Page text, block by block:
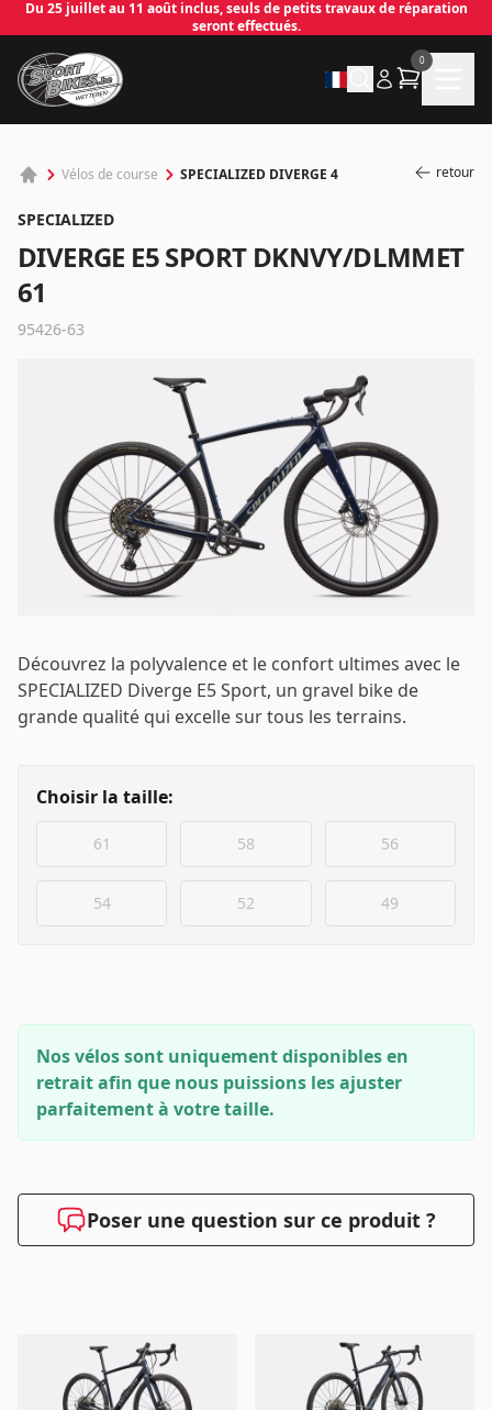
Du 25 juillet au 11 août inclus, seuls de petits travaux de réparation
seront effectués.
0
Vélos de course SPECIALIZED DIVERGE 4 retour
SPECIALIZED
DIVERGE E5 SPORT DKNVY/DLMMET
61
95426-63
Découvrez la polyvalence et le confort ultimes avec le
SPECIALIZED Diverge E5 Sport, un gravel bike de
grande qualité qui excelle sur tous les terrains.
Choisir la taille:
61 58 56
54 52 49
Nos vélos sont uniquement disponibles en
retrait afin que nous puissions les ajuster
parfaitement à votre taille.
Poser une question sur ce produit ?
Connecter
Email *
Mot de passe*